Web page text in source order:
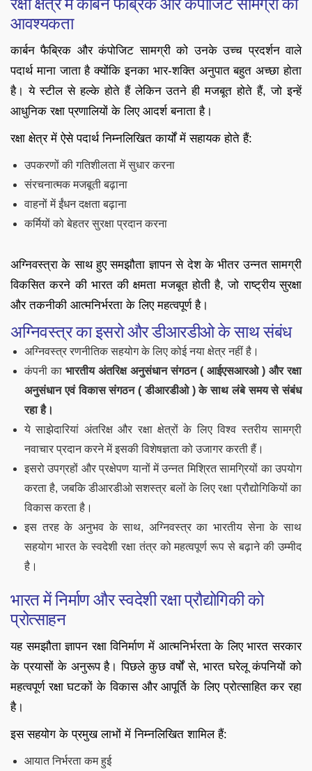
आवश्यकता
कार्बन फैब्रिक और कंपोजिट सामग्री को उनके उच्च प्रदर्शन वाले
पदार्थ माना जाता है क्योंकि इनका भार-शक्ति अनुपात बहुत अच्छा होता
है। ये स्टील से हल्के होते हैं लेकिन उतने ही मजबूत होते हैं, जो इन्हें
आधुनिक रक्षा प्रणालियों के लिए आदर्श बनाता है।
रक्षा क्षेत्र में ऐसे पदार्थ निम्नलिखित कार्यों में सहायक होते हैं:
उपकरणों की गतिशीलता में सुधार करना
संरचनात्मक मजबूती बढ़ाना
वाहनों में ईंधन दक्षता बढ़ाना
कर्मियों को बेहतर सुरक्षा प्रदान करना
अग्निवस्त्रा के साथ हुए समझौता ज्ञापन से देश के भीतर उन्नत सामग्री
विकसित करने की भारत की क्षमता मजबूत होती है, जो राष्ट्रीय सुरक्षा
और तकनीकी आत्मनिर्भरता के लिए महत्वपूर्ण है।
अग्निवस्त्र का इसरो और डीआरडीओ के साथ संबंध
अग्निवस्त्र रणनीतिक सहयोग के लिए कोई नया क्षेत्र नहीं है।
कंपनी का भारतीय अंतरिक्ष अनुसंधान संगठन ( आईएसआरओ) और रक्षा
अनुसंधान एवं विकास संगठन (डीआरडीओ) के साथ लंबे समय से संबंध
रहा है।
ये साझेदारियां अंतरिक्ष और रक्षा क्षेत्रों के लिए विश्व स्तरीय सामग्री
नवाचार प्रदान करने में इसकी विशेषज्ञता को उजागर करती हैं।
इसरो उपग्रहों और प्रक्षेपण यानों में उन्नत मिश्रित सामग्रियों का उपयोग
करता है, जबकि डीआरडीओ सशस्त्र बलों के लिए रक्षा प्रौद्योगिकियों का
विकास करता है।
इस तरह के अनुभव के साथ, अग्निवस्त्र का भारतीय सेना के साथ
सहयोग भारत के स्वदेशी रक्षा तंत्र को महत्वपूर्ण रूप से बढ़ाने की उम्मीद
है।
भारत में निर्माण और स्वदेशी रक्षा प्रौद्योगिकी को
प्रोत्साहन
यह समझौता ज्ञापन रक्षा विनिर्माण में आत्मनिर्भरता के लिए भारत सरकार
के प्रयासों के अनुरूप है। पिछले कुछ वर्षों से, भारत घरेलू कंपनियों को
महत्वपूर्ण रक्षा घटकों के विकास और आपूर्ति के लिए प्रोत्साहित कर रहा
है।
इस सहयोग के प्रमुख लाभों में निम्नलिखित शामिल हैं:
आयात निर्भरता कम हुई